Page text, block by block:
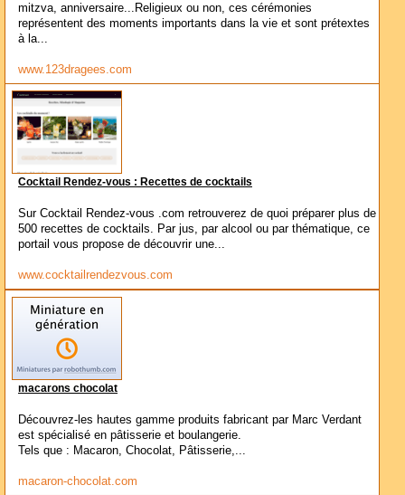
mitzva, anniversaire...Religieux ou non, ces cérémonies
représentent des moments importants dans la vie et sont prétextes
à la...
www.123dragees.com
Cocktail Rendez-vous : Recettes de cocktails
Sur Cocktail Rendez-vous .com retrouverez de quoi préparer plus de
500 recettes de cocktails. Par jus, par alcool ou par thématique, ce
portail vous propose de découvrir une...
www.cocktailrendezvous.com
macarons chocolat
Découvrez-les hautes gamme produits fabricant par Marc Verdant
est spécialisé en pâtisserie et boulangerie.
Tels que : Macaron, Chocolat, Pâtisserie,...
macaron-chocolat.com